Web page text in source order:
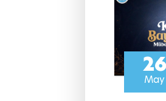
26
May